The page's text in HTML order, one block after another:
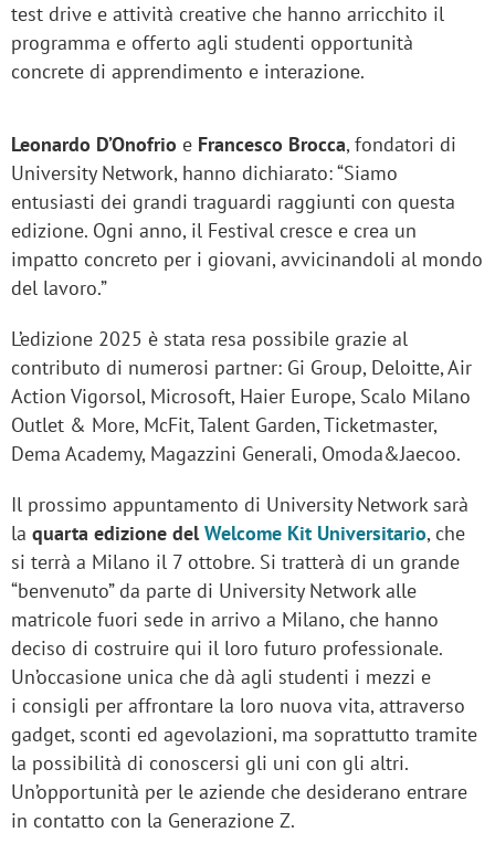
test drive e attività creative che hanno arricchito il
programma e offerto agli studenti opportunità
concrete di apprendimento e interazione.
Leonardo D’Onofrio e Francesco Brocca, fondatori di
University Network, hanno dichiarato: “Siamo
entusiasti dei grandi traguardi raggiunti con questa
edizione. Ogni anno, il Festival cresce e crea un
impatto concreto per i giovani, avvicinandoli al mondo
del lavoro.”
L’edizione 2025 è stata resa possibile grazie al
contributo di numerosi partner: Gi Group, Deloitte, Air
Action Vigorsol, Microsoft, Haier Europe, Scalo Milano
Outlet & More, McFit, Talent Garden, Ticketmaster,
Dema Academy, Magazzini Generali, Omoda&Jaecoo.
Il prossimo appuntamento di University Network sarà
la quarta edizione delWelcome Kit Universitario, che
si terrà a Milano il 7 ottobre. Si tratterà di un grande
“benvenuto” da parte di University Network alle
matricole fuori sede in arrivo a Milano, che hanno
deciso di costruire qui il loro futuro professionale.
Un’occasione unica che dà agli studenti i mezzi e
i consigli per affrontare la loro nuova vita, attraverso
gadget, sconti ed agevolazioni, ma soprattutto tramite
la possibilità di conoscersi gli uni con gli altri.
Un’opportunità per le aziende che desiderano entrare
in contatto con la Generazione Z.